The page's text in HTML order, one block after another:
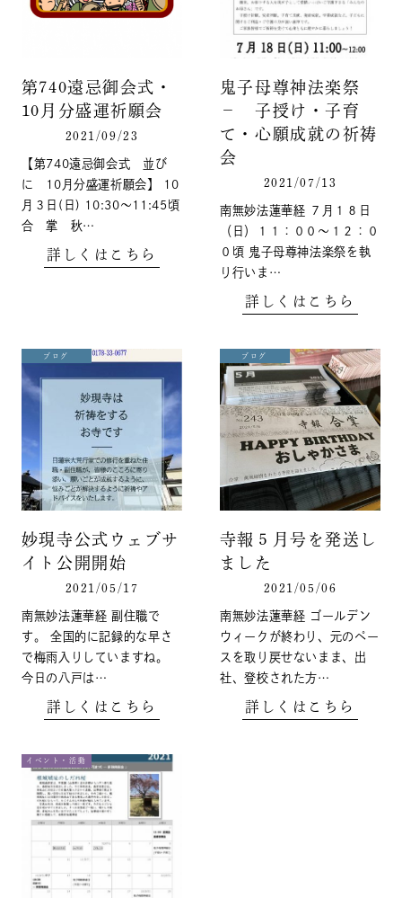
第740遠忌御会式・
10月分盛運祈願会
2021/09/23
【第740遠忌御会式 並び
に 10月分盛運祈願会】 10
月３日(日) 10:30～11:45頃
合 掌 秋…
詳しくはこちら
鬼子母尊神法楽祭
－ 子授け・子育
て・心願成就の祈祷
会
2021/07/13
南無妙法蓮華経 ７月１８日
（日）１１：００～１２：０
０頃 鬼子母尊神法楽祭を執
り行いま…
詳しくはこちら
ブログ
妙現寺公式ウェブサ
イト公開開始
2021/05/17
南無妙法蓮華経 副住職で
す。 全国的に記録的な早さ
で梅雨入りしていますね。
今日の八戸は…
詳しくはこちら
ブログ
寺報５月号を発送し
ました
2021/05/06
南無妙法蓮華経 ゴールデン
ウィークが終わり、元のペー
スを取り戻せないまま、出
社、登校された方…
詳しくはこちら
イベント・活動